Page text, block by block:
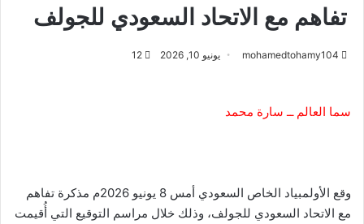
تفاهم مع الاتحاد السعودي للجولف
mohamedtohamy104 يونيو 10, 2026 12
سما العالم ــ سارة محمد
وقع الأولمبياد الخاص السعودي أمس 8 يونيو 2026م مذكرة تفاهم
مع الاتحاد السعودي للجولف، وذلك خلال مراسم التوقيع التي أُقيمت